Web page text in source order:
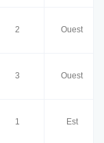
2 Ouest
3 Ouest
1 Est